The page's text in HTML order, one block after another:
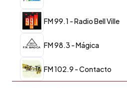
FM 99.1 - Radio Bell Ville
FM 98.3 - Mágica
FM 102.9 - Contacto